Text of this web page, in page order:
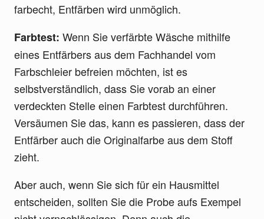
farbecht, Entfärben wird unmöglich.
Farbtest: Wenn Sie verfärbte Wäsche mithilfe
eines Entfärbers aus dem Fachhandel vom
Farbschleier befreien möchten, ist es
selbstverständlich, dass Sie vorab an einer
verdeckten Stelle einen Farbtest durchführen.
Versäumen Sie das, kann es passieren, dass der
Entfärber auch die Originalfarbe aus dem Stoff
zieht.
Aber auch, wenn Sie sich für ein Hausmittel
entscheiden, sollten Sie die Probe aufs Exempel